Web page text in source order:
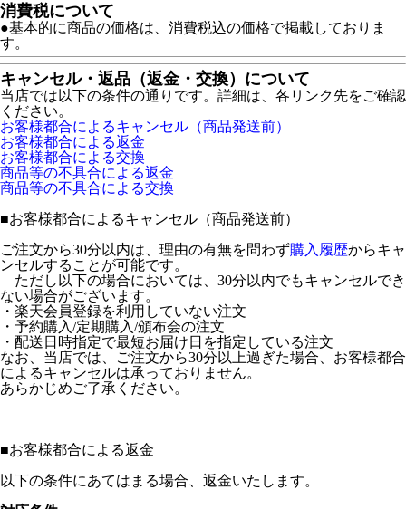
消費税について
●基本的に商品の価格は、消費税込の価格で掲載しておりま
す。
キャンセル・返品（返金・交換）について
当店では以下の条件の通りです。詳細は、各リンク先をご確認
ください。
お客様都合によるキャンセル（商品発送前）
お客様都合による返金
お客様都合による交換
商品等の不具合による返金
商品等の不具合による交換
■お客様都合によるキャンセル（商品発送前）
ご注文から30分以内は、理由の有無を問わず購入履歴からキャ
ンセルすることが可能です。
ただし以下の場合においては、30分以内でもキャンセルでき
ない場合がございます。
・楽天会員登録を利用していない注文
・予約購入/定期購入/頒布会の注文
・配送日時指定で最短お届け日を指定している注文
なお、当店では、ご注文から30分以上過ぎた場合、お客様都合
によるキャンセルは承っておりません。
あらかじめご了承ください。
■お客様都合による返金
以下の条件にあてはまる場合、返金いたします。